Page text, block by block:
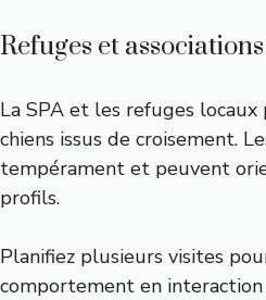
Refuges et
La SPA et les refuges
chiens issus de croisement.
tempérament et peuvent
profils.
Planifiez plusieurs visites
comportement en interaction